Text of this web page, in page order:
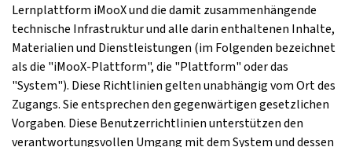
Lernplattform iMooX und die damit zusammenhängende
technische Infrastruktur und alle darin enthaltenen Inhalte,
Materialien und Dienstleistungen (im Folgenden bezeichnet
als die "iMooX-Plattform", die "Plattform" oder das
"System"). Diese Richtlinien gelten unabhängig vom Ort des
Zugangs. Sie entsprechen den gegenwärtigen gesetzlichen
Vorgaben. Diese Benutzerrichtlinien unterstützen den
verantwortungsvollen Umgang mit dem System und dessen